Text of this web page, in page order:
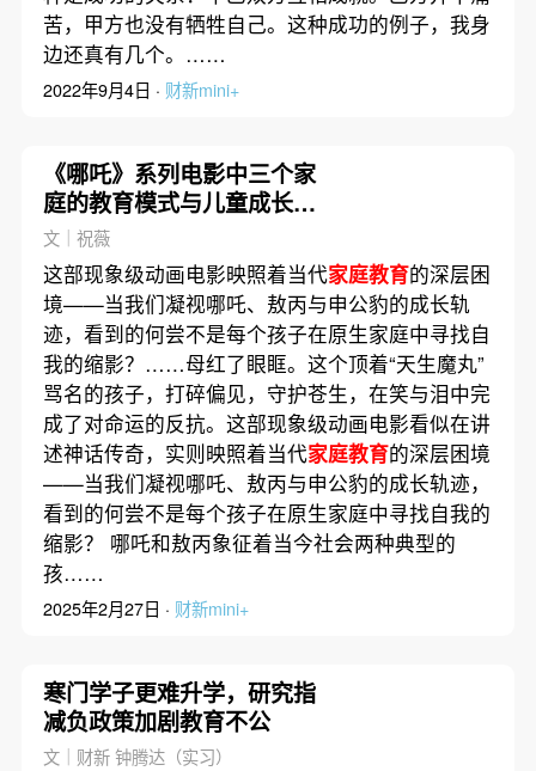
苦，甲方也没有牺牲自己。这种成功的例子，我身
边还真有几个。……
2022年9月4日 · 财新mini+
《哪吒》系列电影中三个家
庭的教育模式与儿童成长｜
影视
文｜祝薇
这部现象级动画电影映照着当代家庭教育的深层困
境——当我们凝视哪吒、敖丙与申公豹的成长轨
迹，看到的何尝不是每个孩子在原生家庭中寻找自
我的缩影？……母红了眼眶。这个顶着“天生魔丸”
骂名的孩子，打碎偏见，守护苍生，在笑与泪中完
成了对命运的反抗。这部现象级动画电影看似在讲
述神话传奇，实则映照着当代家庭教育的深层困境
——当我们凝视哪吒、敖丙与申公豹的成长轨迹，
看到的何尝不是每个孩子在原生家庭中寻找自我的
缩影？ 哪吒和敖丙象征着当今社会两种典型的
孩……
2025年2月27日 · 财新mini+
寒门学子更难升学，研究指
减负政策加剧教育不公
文｜财新 钟腾达（实习）